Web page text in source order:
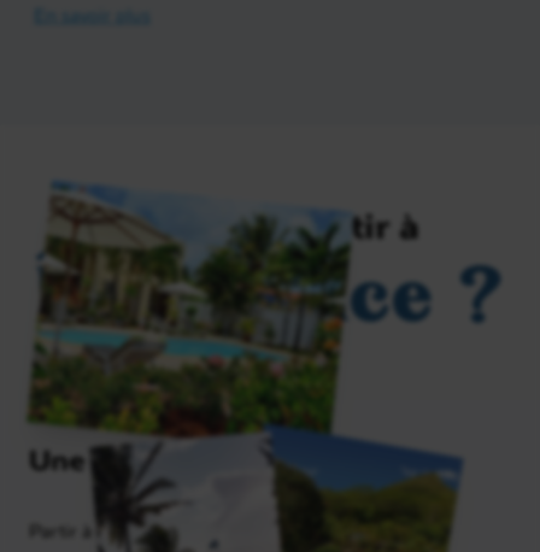
Pourquoi partir à
Île Maurice ?
Une destination détente
Partir à l’île Maurice, c’est s’offrir des vacances